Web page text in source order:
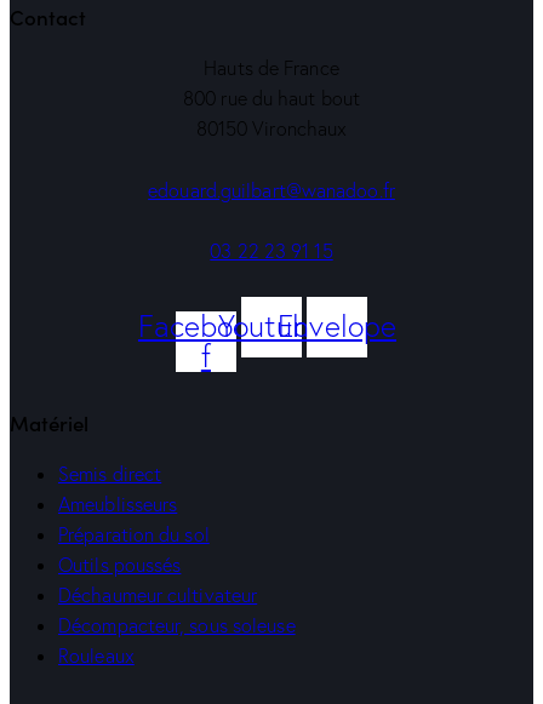
Contact
Hauts de France
800 rue du haut bout
80150 Vironchaux
edouard.guilbart@wanadoo.fr
03 22 23 91 15
Facebook-
f
YoutubeEnvelope
Matériel
Semis direct
Ameublisseurs
Préparation du sol
Outils poussés
Déchaumeur cultivateur
Décompacteur, sous soleuse
Rouleaux